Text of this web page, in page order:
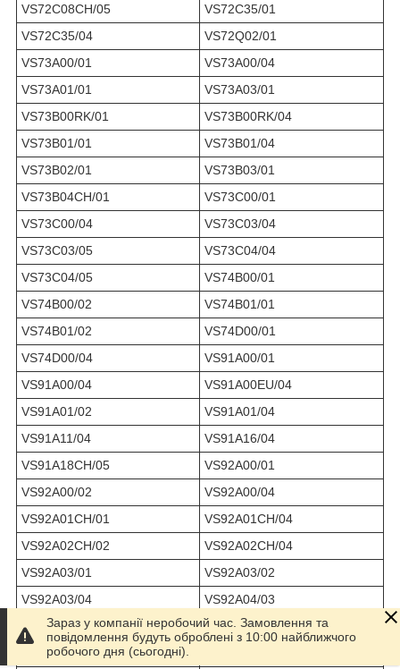
VS72C08CH/05
VS72C35/01
VS72C35/04
VS72Q02/01
VS73A00/01
VS73A00/04
VS73A01/01
VS73A03/01
VS73B00RK/01
VS73B00RK/04
VS73B01/01
VS73B01/04
VS73B02/01
VS73B03/01
VS73B04CH/01
VS73C00/01
VS73C00/04
VS73C03/04
VS73C03/05
VS73C04/04
VS73C04/05
VS74B00/01
VS74B00/02
VS74B01/01
VS74B01/02
VS74D00/01
VS74D00/04
VS91A00/01
VS91A00/04
VS91A00EU/04
VS91A01/02
VS91A01/04
VS91A11/04
VS91A16/04
VS91A18CH/05
VS92A00/01
VS92A00/02
VS92A00/04
VS92A01CH/01
VS92A01CH/04
VS92A02CH/02
VS92A02CH/04
VS92A03/01
VS92A03/02
VS92A03/04
VS92A04/03
VS92A04/04
VS92A17/05
VS92A18/05
Зараз у компанії неробочий час. Замовлення та
повідомлення будуть оброблені з 10:00 найближчого
робочого дня (сьогодні).